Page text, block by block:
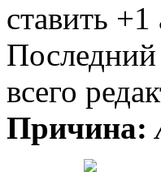
ставить
Последний
всего
Причина: